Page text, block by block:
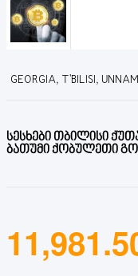
GEORGIA, T'BILISI,
სესხები თბილისი
ბათუმი ქობულეთი